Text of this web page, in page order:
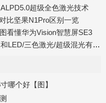
超级全色激光技术
比坚果N1Pro区别一览
看懂华为Vision智慧屏SE3
超级全色激光ALPD5.0技术解析：和LED/三色激光/超级混光有什么区别？
哪个好【图】